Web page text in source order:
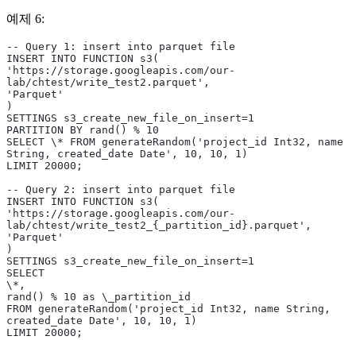
예제 6:
-- Query 1: insert into parquet file
INSERT INTO FUNCTION s3(
'https://storage.googleapis.com/our-
lab/chtest/write_test2.parquet',
'Parquet'
)
SETTINGS s3_create_new_file_on_insert=1
PARTITION BY rand() % 10
SELECT \* FROM generateRandom('project_id Int32, name
String, created_date Date', 10, 10, 1)
LIMIT 20000;
-- Query 2: insert into parquet file
INSERT INTO FUNCTION s3(
'https://storage.googleapis.com/our-
lab/chtest/write_test2_{_partition_id}.parquet',
'Parquet'
)
SETTINGS s3_create_new_file_on_insert=1
SELECT
\*,
rand() % 10 as \_partition_id
FROM generateRandom('project_id Int32, name String,
created_date Date', 10, 10, 1)
LIMIT 20000;